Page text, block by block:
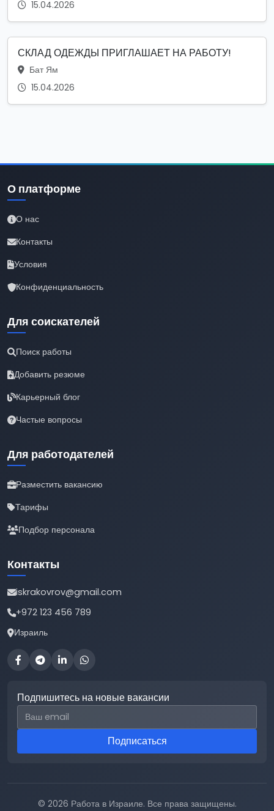
15.04.2026
СКЛАД ОДЕЖДЫ ПРИГЛАШАЕТ НА РАБОТУ!
Бат Ям
15.04.2026
О платформе
О нас
Контакты
Условия
Конфиденциальность
Для соискателей
Поиск работы
Добавить резюме
Карьерный блог
Частые вопросы
Для работодателей
Разместить вакансию
Тарифы
Подбор персонала
Контакты
iskrakovrov@gmail.com
+972 123 456 789
Израиль
Подпишитесь на новые вакансии
Email для подписки
Подписаться
© 2026 Работа в Израиле. Все права защищены.